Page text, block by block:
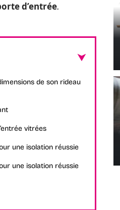
d’entrée.
de son rideau
vitrées
une isolation réussie
une isolation réussie